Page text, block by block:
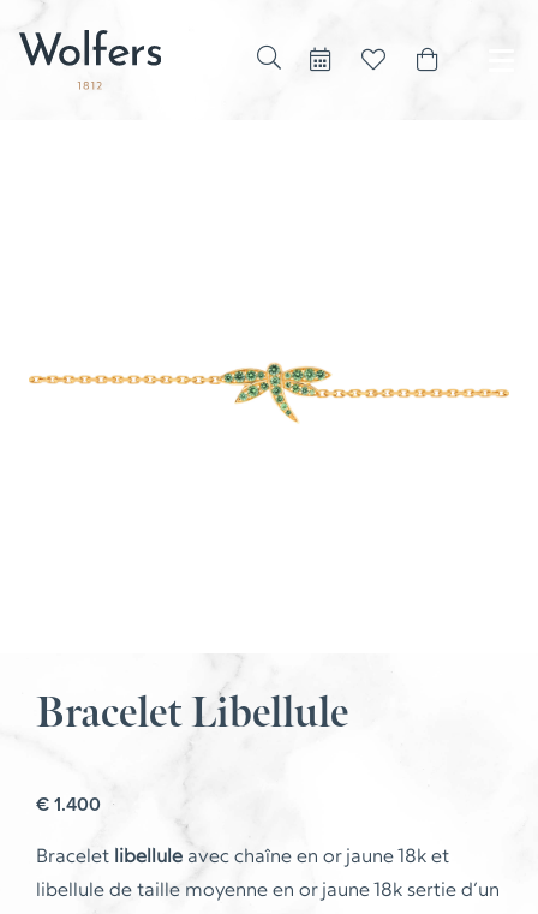
Bracelet Libellule
€1.400
Bracelet libellule avec chaîne en or jaune 18k et
libellule de taille moyenne en or jaune 18k sertie d’un